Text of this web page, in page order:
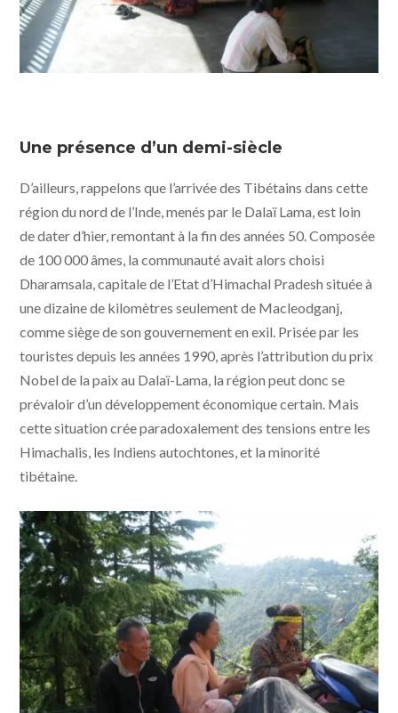
Une présence d’un demi-siècle
D’ailleurs, rappelons que l’arrivée des Tibétains dans cette
région du nord de l’Inde, menés par le Dalaï Lama, est loin
de dater d’hier, remontant à la fin des années 50. Composée
de 100 000 âmes, la communauté avait alors choisi
Dharamsala, capitale de l’Etat d’Himachal Pradesh située à
une dizaine de kilomètres seulement de Macleodganj,
comme siège de son gouvernement en exil. Prisée par les
touristes depuis les années 1990, après l’attribution du prix
Nobel de la paix au Dalaï-Lama, la région peut donc se
prévaloir d’un développement économique certain. Mais
cette situation crée paradoxalement des tensions entre les
Himachalis, les Indiens autochtones, et la minorité
tibétaine.